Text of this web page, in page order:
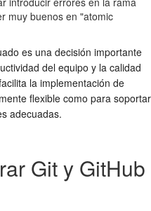
muy buenos en "atomic
es una decisión importante
del equipo y la calidad
la implementación de
flexible como para soportar
adecuadas.
Git y GitHub